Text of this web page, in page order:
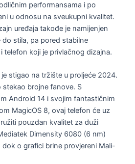
performansama i po
u odnosu na sveukupni kvalitet.
uređaja takođe je namijenjen
stila, pa pored stabilne
telefon koji je privlačnog dizajna.
je stigao na tržište u proljeće 2024.
brojne fanove. S
Android 14 i svojim fantastičnim
MagicOS 8, ovaj telefon će uz
pouzdan kvalitet za duži
Dimensity 6080 (6 nm)
o grafici brine provjereni Mali-